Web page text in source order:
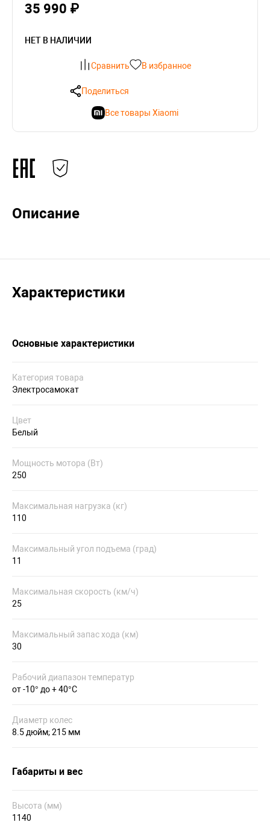
35 990 ₽
НЕТ В НАЛИЧИИ
Сравнить В избранное
Поделиться
Все товары Xiaomi
Описание
Характеристики
Основные характеристики
Категория товара
Электросамокат
Цвет
Белый
Мощность мотора (Вт)
250
Максимальная нагрузка (кг)
110
Максимальный угол подъема (град)
11
Максимальная скорость (км/ч)
25
Максимальный запас хода (км)
30
Рабочий диапазон температур
от -10° до + 40°С
Диаметр колес
8.5 дюйм; 215 мм
Габариты и вес
Высота (мм)
1140